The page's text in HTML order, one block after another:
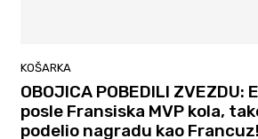
KOŠARKA
OBOJICA POBEDILI ZVEZDU:
posle Fransiska MVP kola,
podelio nagradu kao Francuz!